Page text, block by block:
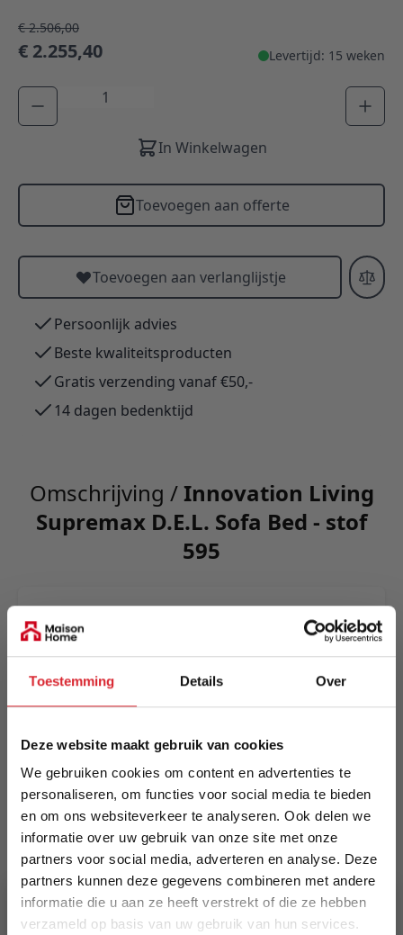
Toestemming Details Over
Deze website maakt gebruik van cookies
We gebruiken cookies om content en advertenties te
personaliseren, om functies voor social media te bieden
en om ons websiteverkeer te analyseren. Ook delen we
informatie over uw gebruik van onze site met onze
partners voor social media, adverteren en analyse. Deze
partners kunnen deze gegevens combineren met andere
informatie die u aan ze heeft verstrekt of die ze hebben
verzameld op basis van uw gebruik van hun services.
€ 2.506,00
€ 2.255,40 Levertijd: 15 weken
Aantal
In Winkelwagen
Toevoegen aan offerte
Toevoegen aan verlanglijstje
Persoonlijk advies
Beste kwaliteitsproducten
Gratis verzending vanaf €50,-
14 dagen bedenktijd
Omschrijving /Innovation Living
Supremax D.E.L. Sofa Bed - stof
595
A lounge sofa bed equipped with an Excess
Pocket Spring mattress, ensuring comfortable
seating and resting. A sofa bed for everyday use
that delivers maximum comfort and size in a
Meer informatie
Merk
Innovation Living
EAN
5700110885867